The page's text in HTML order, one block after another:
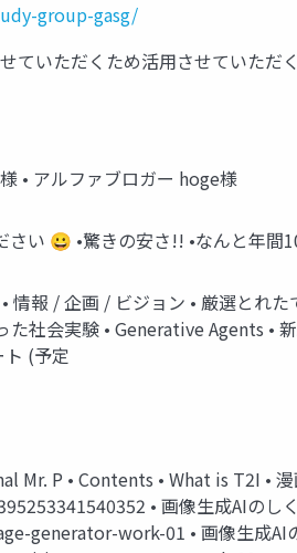
group-gasg/
いただくため活用させていただ
• アルファブロガー hoge様
い 😀 •驚きの安さ!! •なんと年間
報 / 企画 / ビジョン • 厳選とれ
た社会実験 • Generative Agents
ト (予定
Mr. P • Contents • What is T2I •
• 画像生成AIのし
work-01 • 画像生成AI